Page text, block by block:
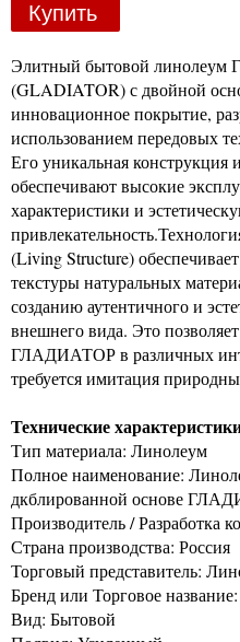
Купить
Элитный бытовой
(GLADIATOR) с двойной
инновационное покрытие,
использованием передовых
Его уникальная
обеспечивают высокие
характеристики и
(Living Structure)
текстуры натуральных
созданию аутентичного и
внешнего вида. Это
ГЛАДИАТОР в различных
требуется имитация
Технические
Тип материала: Линолеум
Полное наименование:
дкблированной основе
Производитель / Разработка
Страна производства: Россия
Торговый представитель:
Бренд или Торговое
Вид: Бытовой